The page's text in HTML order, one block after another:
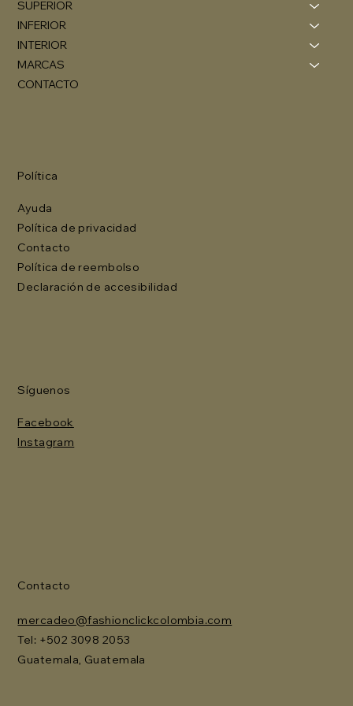
SUPERIOR
INFERIOR
INTERIOR
MARCAS
CONTACTO
Política
Ayuda
Política de privacidad
Contacto
Política de reembolso
Declaración de accesibilidad
Síguenos
Facebook
Instagram
Contacto
mercadeo@fashionclickcolombia.com
Tel: ‪+502 3098 2053‬
Guatemala, Guatemala